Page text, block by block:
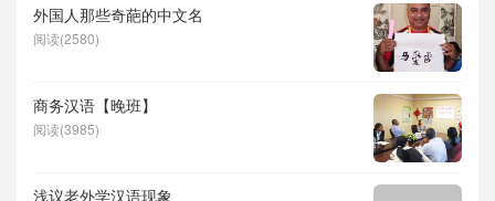
外国人那些奇葩的中文名
阅读(2580)
商务汉语【晚班】
阅读(3985)
浅议老外学汉语现象